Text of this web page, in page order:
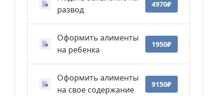
развод
4970₽
Оформить алименты
на ребенка
1950₽
Оформить алименты
на свое содержание
9150₽